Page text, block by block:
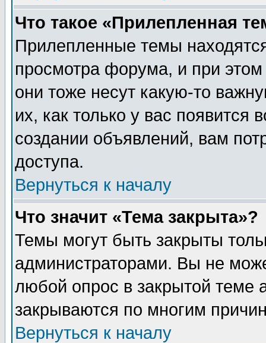
Что такое «Прилепленная
Прилепленные темы
просмотра форума, и при
они тоже несут какую-то
их, как только у вас появится
создании объявлений, вам
доступа.
Вернуться к началу
Что значит «Тема закрыта»?
Темы могут быть закрыты
администраторами. Вы не
любой опрос в закрытой теме
закрываются по многим
Вернуться к началу